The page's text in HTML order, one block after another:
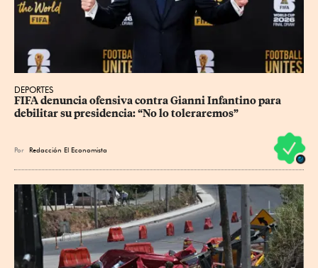
DEPORTES
FIFA denuncia ofensiva contra Gianni Infantino para
debilitar su presidencia: “No lo toleraremos”
Por Redacción El Economista